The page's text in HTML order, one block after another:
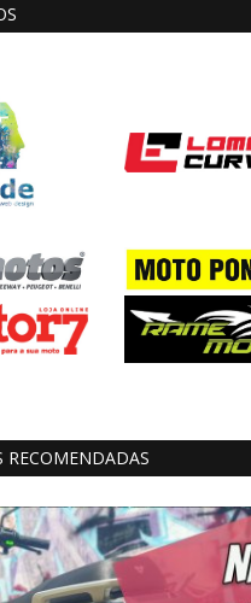
RECOMENDADAS